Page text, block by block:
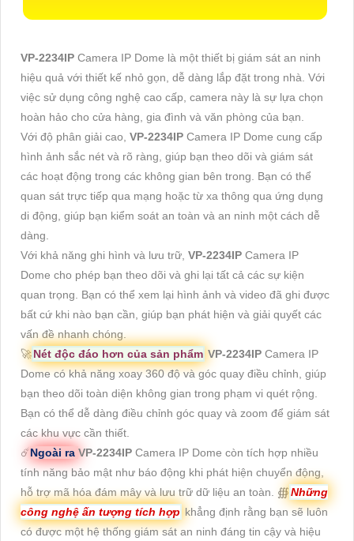
VP-2234IP Camera IP Dome là một thiết bị giám sát an ninh
hiệu quả với thiết kế nhỏ gọn, dễ dàng lắp đặt trong nhà. Với
việc sử dụng công nghệ cao cấp, camera này là sự lựa chọn
hoàn hảo cho cửa hàng, gia đình và văn phòng của bạn.
Với độ phân giải cao, VP-2234IP Camera IP Dome cung cấp
hình ảnh sắc nét và rõ ràng, giúp bạn theo dõi và giám sát
các hoạt động trong các không gian bên trong. Bạn có thể
quan sát trực tiếp qua mạng hoặc từ xa thông qua ứng dụng
di động, giúp bạn kiểm soát an toàn và an ninh một cách dễ
dàng.
Với khả năng ghi hình và lưu trữ, VP-2234IP Camera IP
Dome cho phép bạn theo dõi và ghi lại tất cả các sự kiện
quan trọng. Bạn có thể xem lại hình ảnh và video đã ghi được
bất cứ khi nào bạn cần, giúp bạn phát hiện và giải quyết các
vấn đề nhanh chóng.
🚀Nét độc đáo hơn của sản phẩm VP-2234IP Camera IP
Dome có khả năng xoay 360 độ và góc quay điều chỉnh, giúp
bạn theo dõi toàn diện không gian trong phạm vi quét rộng.
Bạn có thể dễ dàng điều chỉnh góc quay và zoom để giám sát
các khu vực cần thiết.
☄️Ngoài ra VP-2234IP Camera IP Dome còn tích hợp nhiều
tính năng bảo mật như báo động khi phát hiện chuyển động,
hỗ trợ mã hóa đám mây và lưu trữ dữ liệu an toàn. ∰Những
công nghệ ấn tượng tích hợp khẳng định rằng bạn sẽ luôn
có được một hệ thống giám sát an ninh đáng tin cậy và hiệu